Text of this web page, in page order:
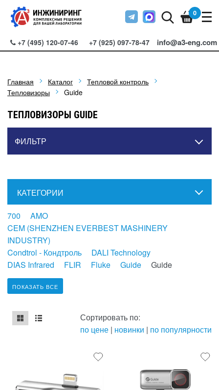
+7 (495) 120-07-46 +7 (925) 097-78-47 info@a3-eng.com
0
Главная Каталог
Тепловой контроль
Тепловизоры
Guide
ТЕПЛОВИЗОРЫ GUIDE
ФИЛЬТР
КАТЕГОРИИ
700
AMO
CEM (SHENZHEN EVERBEST MASHINERY
INDUSTRY)
Condtrol - Кондтроль
DALI Technology
DIAS Infrared
FLIR Fluke Guide Guide
ПОКАЗАТЬ ВСЕ
mse2_chunk_default
mse2_chunk_alternate
Сортировать по:
по цене | новинки | по популярности